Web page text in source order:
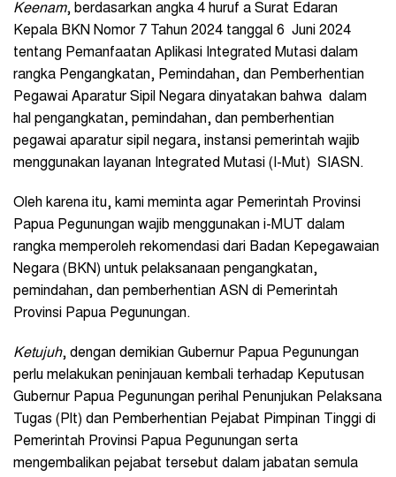
Keenam, berdasarkan angka 4 huruf a Surat Edaran
Kepala BKN Nomor 7 Tahun 2024 tanggal 6 Juni 2024
tentang Pemanfaatan Aplikasi Integrated Mutasi dalam
rangka Pengangkatan, Pemindahan, dan Pemberhentian
Pegawai Aparatur Sipil Negara dinyatakan bahwa dalam
hal pengangkatan, pemindahan, dan pemberhentian
pegawai aparatur sipil negara, instansi pemerintah wajib
menggunakan layanan Integrated Mutasi (I-Mut) SIASN.
Oleh karena itu, kami meminta agar Pemerintah Provinsi
Papua Pegunungan wajib menggunakan i-MUT dalam
rangka memperoleh rekomendasi dari Badan Kepegawaian
Negara (BKN) untuk pelaksanaan pengangkatan,
pemindahan, dan pemberhentian ASN di Pemerintah
Provinsi Papua Pegunungan.
Ketujuh, dengan demikian Gubernur Papua Pegunungan
perlu melakukan peninjauan kembali terhadap Keputusan
Gubernur Papua Pegunungan perihal Penunjukan Pelaksana
Tugas (Plt) dan Pemberhentian Pejabat Pimpinan Tinggi di
Pemerintah Provinsi Papua Pegunungan serta
mengembalikan pejabat tersebut dalam jabatan semula